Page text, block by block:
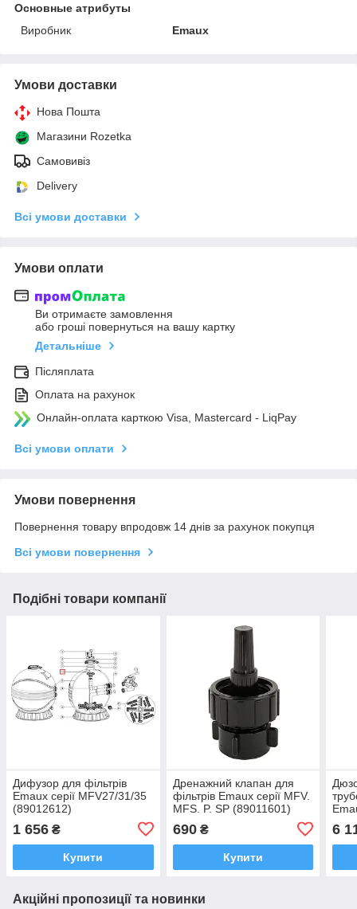
Основные атрибуты
Виробник
Emaux
Умови доставки
Нова Пошта
Магазини Rozetka
Самовивіз
Delivery
Всі умови доставки
Умови оплати
Ви отримаєте замовлення
або гроші повернуться на вашу картку
Детальніше
Післяплата
Оплата на рахунок
Онлайн-оплата карткою Visa, Mastercard - LiqPay
Всі умови оплати
Умови повернення
Повернення товару впродовж 14 днів за рахунок покупця
Всі умови повернення
Подібні товари компанії
Дифузор для фільтрів
Emaux серії MFV27/31/35
(89012612)
1 656 ₴
Купити
Дренажний клапан для
фільтрів Emaux серії MFV.
MFS. P. SP (89011601)
690₴
Купити
6
Акційні пропозиції та новинки